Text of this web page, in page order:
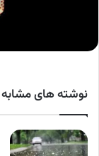
نوشته های مشابه